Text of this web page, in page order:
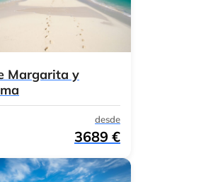
Margarita y
desde
3689 €